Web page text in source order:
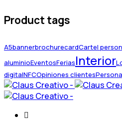
Product tags
A5bannerbrochurecardCartel
aluminioEventosFeriasInterior
digitalNFCOpiniones clientes